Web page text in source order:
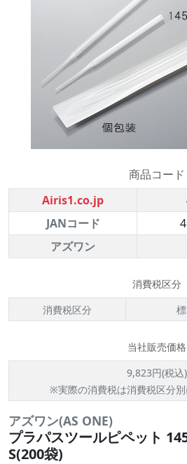
商品コード
Airis1.co.jp
JANコード
アズワン
消費税区分
消費税区分
当社販売価格
9,823円(税込)
※実際の消費税は消費税区分
アズワン(AS ONE)
プラパスツールピペット
S(200袋)